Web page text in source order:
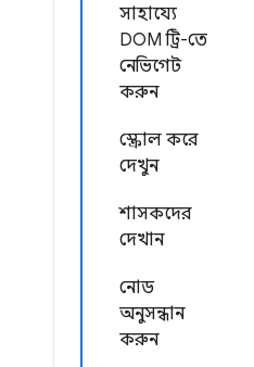
সাহায্যে
DOM ট্রি-তে
নেভিগেট
করুন
স্ক্রোল করে
দেখুন
শাসকদের
দেখান
নোড
অনুসন্ধান
করুন